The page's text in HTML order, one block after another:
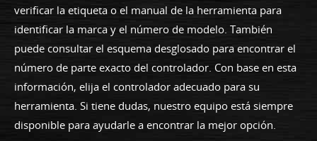
verificar la etiqueta o el manual de la herramienta para
identificar la marca y el número de modelo. También
puede consultar el esquema desglosado para encontrar el
número de parte exacto del controlador. Con base en esta
información, elija el controlador adecuado para su
herramienta. Si tiene dudas, nuestro equipo está siempre
disponible para ayudarle a encontrar la mejor opción.